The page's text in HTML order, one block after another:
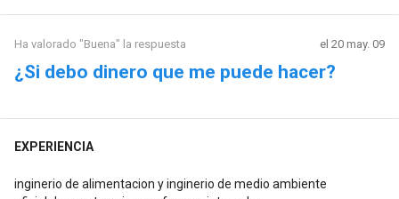
Ha valorado "Buena" la respuesta el 20 may. 09
¿Si debo dinero que me puede hacer?
EXPERIENCIA
inginerio de alimentacion y inginerio de medio ambiente